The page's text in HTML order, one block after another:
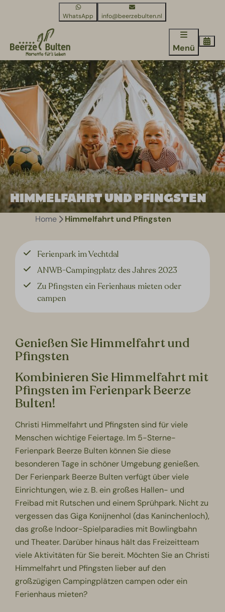
WhatsApp info@beerzebulten.nl
Menü
HIMMELFAHRT UND PFINGSTEN
Home Himmelfahrt und Pfingsten
Ferienpark im Vechtdal
ANWB-Campingplatz des Jahres 2023
Zu Pfingsten ein Ferienhaus mieten oder
campen
Genießen Sie Himmelfahrt und
Pfingsten
Kombinieren Sie Himmelfahrt mit
Pfingsten im Ferienpark Beerze
Bulten!
Christi Himmelfahrt und Pfingsten sind für viele
Menschen wichtige Feiertage. Im 5-Sterne-
Ferienpark Beerze Bulten können Sie diese
besonderen Tage in schöner Umgebung genießen.
Der Ferienpark Beerze Bulten verfügt über viele
Einrichtungen, wie z. B. ein großes Hallen- und
Freibad mit Rutschen und einem Sprühpark. Nicht zu
vergessen das Giga Konijnenhol (das Kaninchenloch),
das große Indoor-Spielparadies mit Bowlingbahn
und Theater. Darüber hinaus hält das Freizeitteam
viele Aktivitäten für Sie bereit. Möchten Sie an Christi
Himmelfahrt und Pfingsten lieber auf den
großzügigen Campingplätzen campen oder ein
Ferienhaus mieten?